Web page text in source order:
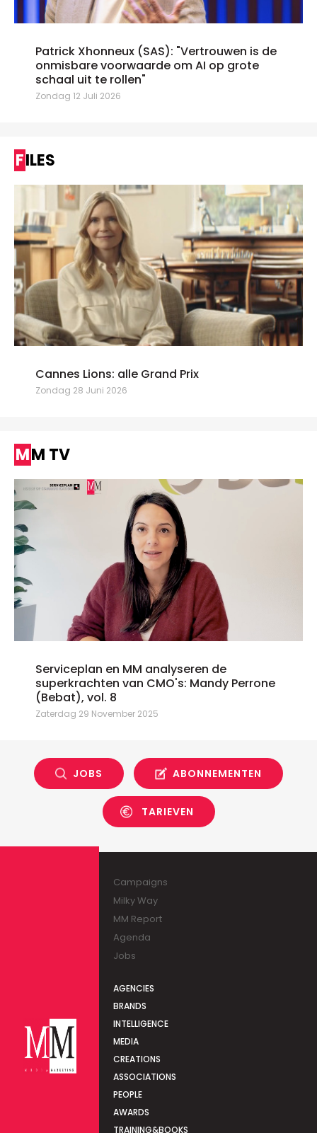
Patrick Xhonneux (SAS): "Vertrouwen is de
onmisbare voorwaarde om AI op grote
schaal uit te rollen"
Zondag 12 Juli 2026
FILES
Cannes Lions: alle Grand Prix
Zondag 28 Juni 2026
MM TV
Serviceplan en MM analyseren de
superkrachten van CMO's: Mandy Perrone
(Bebat), vol. 8
Zaterdag 29 November 2025
JOBS ABONNEMENTEN
TARIEVEN
Campaigns
Milky Way
MM Report
Agenda
Jobs
AGENCIES
BRANDS
INTELLIGENCE
MEDIA
CREATIONS
ASSOCIATIONS
PEOPLE
AWARDS
TRAINING&BOOKS